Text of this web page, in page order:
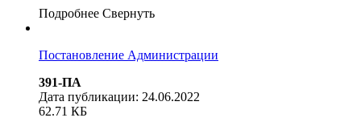
Подробнее Свернуть
Постановление Администрации
391-ПА
Дата публикации: 24.06.2022
62.71 КБ